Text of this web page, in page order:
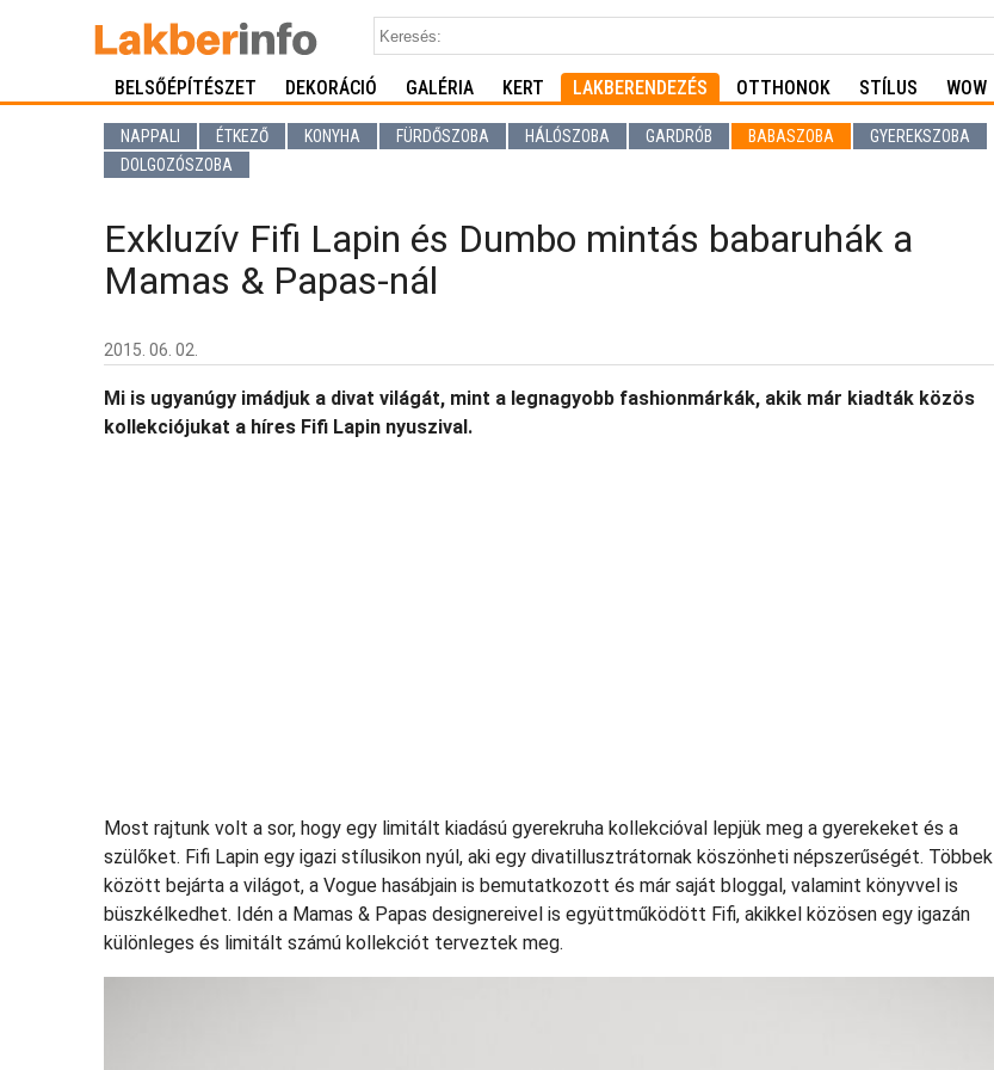
BELSŐÉPÍTÉSZET DEKORÁCIÓ GALÉRIA KERT LAKBERENDEZÉS OTTHONOK STÍLUS WOW
NAPPALI ÉTKEZŐ KONYHA FÜRDŐSZOBA HÁLÓSZOBA GARDRÓB BABASZOBA
GYEREKSZOBA
DOLGOZÓSZOBA
Exkluzív Fifi Lapin és Dumbo mintás babaruhák a
Mamas & Papas-nál
2015. 06. 02.
Mi is ugyanúgy imádjuk a divat világát, mint a legnagyobb fashionmárkák, akik már kiadták közös
kollekciójukat a híres Fifi Lapin nyuszival.
Most rajtunk volt a sor, hogy egy limitált kiadású gyerekruha kollekcióval lepjük meg a gyerekeket és a
szülőket. Fifi Lapin egy igazi stílusikon nyúl, aki egy divatillusztrátornak köszönheti népszerűségét. Többek
között bejárta a világot, a Vogue hasábjain is bemutatkozott és már saját bloggal, valamint könyvvel is
büszkélkedhet. Idén a Mamas & Papas designereivel is együttműködött Fifi, akikkel közösen egy igazán
különleges és limitált számú kollekciót terveztek meg.